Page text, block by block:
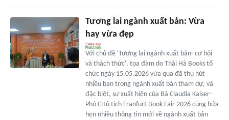
Tương lai ngành xuất bản: Vừa
hay vừa đẹp
Với chủ đề 'Tương lai ngành xuất bản- cơ hội
và thách thức', tọa đàm do Thái Hà Books tổ
chức ngày 15.05.2026 vừa qua đã thu hút
nhiều bạn trong ngành xuất bản tham dự, và
đặc biệt, sự xuất hiện của Bà Claudia Kaiser-
Phó CHủ tịch Franfurt Book Fair 2026 cũng hứa
hẹn nhiều thông tin mới về ngành xuất bản